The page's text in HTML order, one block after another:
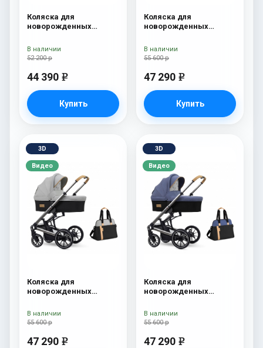
Коляска для
новорожденных
сумка Denim
52 200 р
44 390 e
Купить
В наличии
Коляска для
новорожденных
Sahara
55 600 р
47 290 e
Купить
В наличии
3D
Видео
Коляска для
новорожденных
Grey
55 600 р
47 290 e
В наличии
3D
Видео
Коляска для
новорожденных
Denim
55 600 р
47 290 e
В наличии